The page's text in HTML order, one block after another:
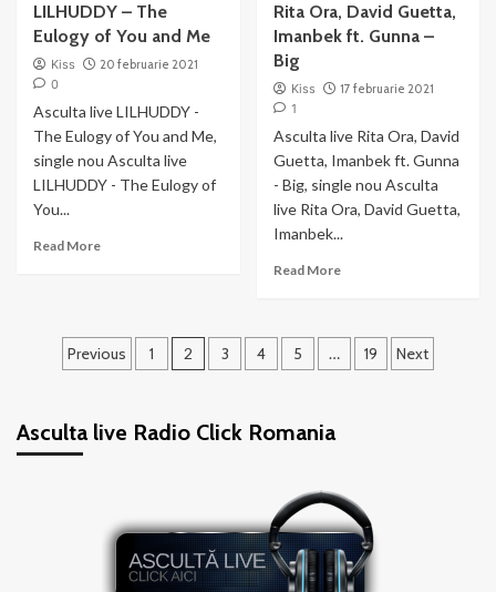
LILHUDDY – The
Eulogy of You and Me
Kiss
20 februarie 2021
0
Asculta live LILHUDDY -
The Eulogy of You and Me,
single nou Asculta live
LILHUDDY - The Eulogy of
You...
Read MoreRead
The
Eulogy
and
Rita Ora, David Guetta,
Imanbek ft. Gunna –
Big
Kiss
17 februarie 2021
1
Asculta live Rita Ora, David
Guetta, Imanbek ft. Gunna
- Big, single nou Asculta
live Rita Ora, David Guetta,
Imanbek...
Read MoreRead
Ora,
David
Big
Paginație
Previous 1 2 3 4 5 … 19 Next
Asculta live Radio Click Romania